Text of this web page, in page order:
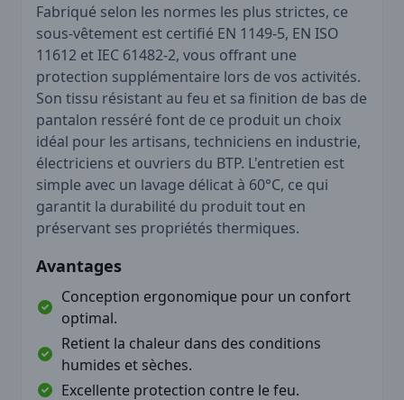
Fabriqué selon les normes les plus strictes, ce
sous-vêtement est certifié EN 1149-5, EN ISO
11612 et IEC 61482-2, vous offrant une
protection supplémentaire lors de vos activités.
Son tissu résistant au feu et sa finition de bas de
pantalon resséré font de ce produit un choix
idéal pour les artisans, techniciens en industrie,
électriciens et ouvriers du BTP. L'entretien est
simple avec un lavage délicat à 60°C, ce qui
garantit la durabilité du produit tout en
préservant ses propriétés thermiques.
Avantages
Conception ergonomique pour un confort
optimal.
Retient la chaleur dans des conditions
humides et sèches.
Excellente protection contre le feu.